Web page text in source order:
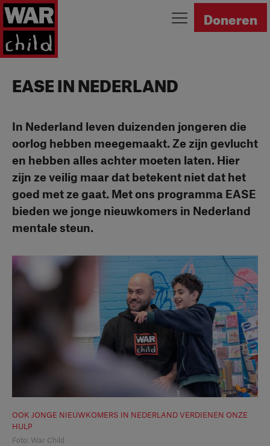
Ga naar homepage Doneren
EASE IN NEDERLAND
In Nederland leven duizenden jongeren die
oorlog hebben meegemaakt. Ze zijn gevlucht
en hebben alles achter moeten laten. Hier
zijn ze veilig maar dat betekent niet dat het
goed met ze gaat. Met ons programma EASE
bieden we jonge nieuwkomers in Nederland
mentale steun.
OOK JONGE NIEUWKOMERS IN NEDERLAND VERDIENEN ONZE
HULP
Foto: War Child